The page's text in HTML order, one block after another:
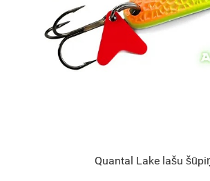
Quantal Lake lašu